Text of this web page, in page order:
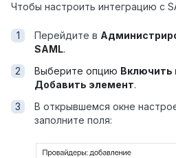
Чтобы настроить интеграцию с
Перейдите в
SAML.
Выберите опцию Включить
Добавить элемент.
В открывшемся окне
заполните поля: